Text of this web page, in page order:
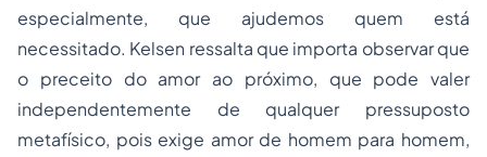
especialmente, que ajudemos quem está
necessitado. Kelsen ressalta que importa observar que
o preceito do amor ao próximo, que pode valer
independentemente de qualquer pressuposto
metafísico, pois exige amor de homem para homem,